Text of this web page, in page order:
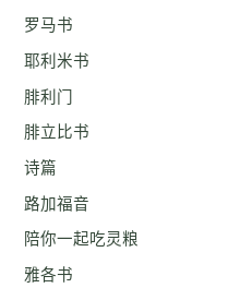
罗马书
耶利米书
腓利门
腓立比书
诗篇
路加福音
陪你一起吃灵粮
雅各书